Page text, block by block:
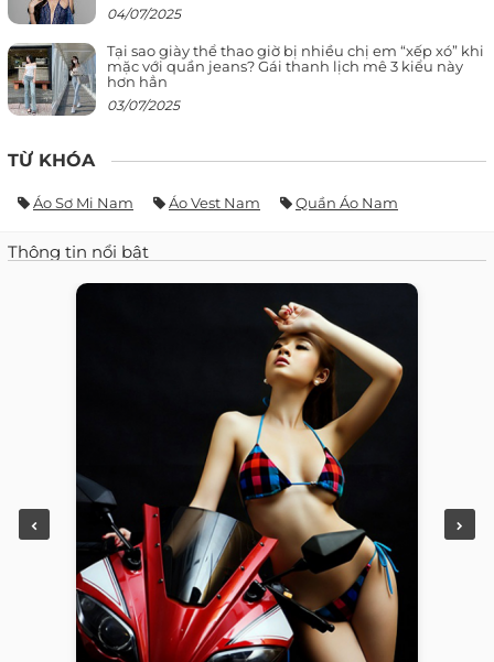
04/07/2025
Tại sao giày thể thao giờ bị nhiều chị em “xếp xó” khi
mặc với quần jeans? Gái thanh lịch mê 3 kiểu này
hơn hẳn
03/07/2025
TỪ KHÓA
Áo Sơ Mi Nam Áo Vest Nam Quần Áo Nam
Thông tin nổi bật